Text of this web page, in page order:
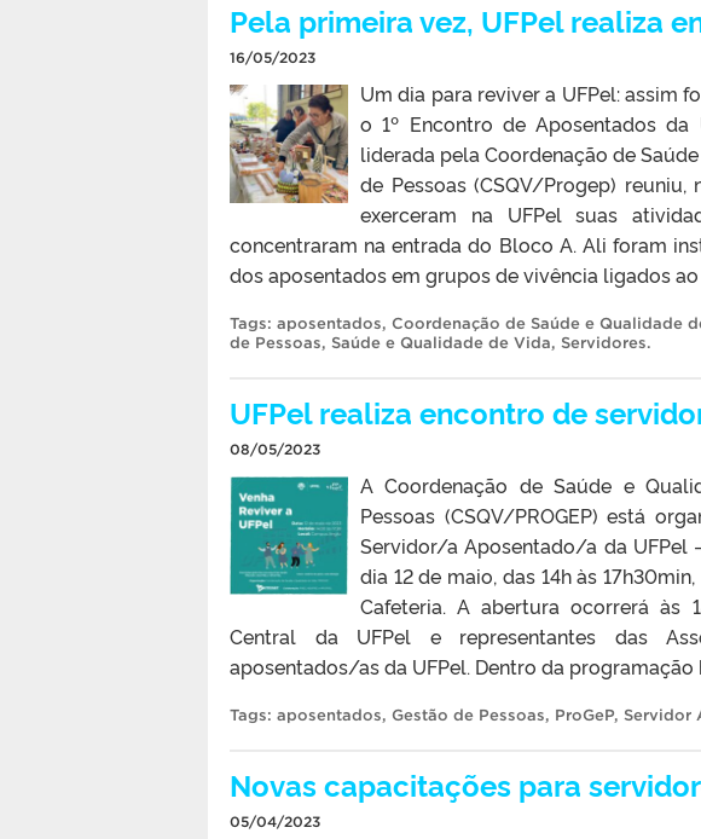
Pela primeira vez, UFPel realiza
16/05/2023
Um dia para reviver a UFPel: assim
o 1º Encontro de Aposentados da
liderada pela Coordenação de
de Pessoas (CSQV/Progep)
exerceram na UFPel suas
concentraram na entrada do Bloco A. Ali foram
dos aposentados em grupos de vivência ligados ao
Tags: aposentados, Coordenação de Saúde e Qualidade
de Pessoas, Saúde e Qualidade de Vida, Servidores.
UFPel realiza encontro de
08/05/2023
A Coordenação de Saúde e
Pessoas (CSQV/PROGEP) está
Servidor/a Aposentado/a da UFPel
dia 12 de maio, das 14h às
Cafeteria. A abertura ocorrerá às
Central da UFPel e representantes das
aposentados/as da UFPel. Dentro da
Tags: aposentados, Gestão de Pessoas, ProGeP, Servidor
Novas capacitações para
05/04/2023